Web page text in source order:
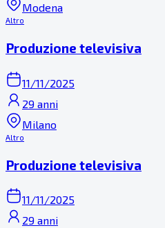
Modena
Altro
Produzione televisiva
11/11/2025
29 anni
Milano
Altro
Produzione televisiva
11/11/2025
29 anni